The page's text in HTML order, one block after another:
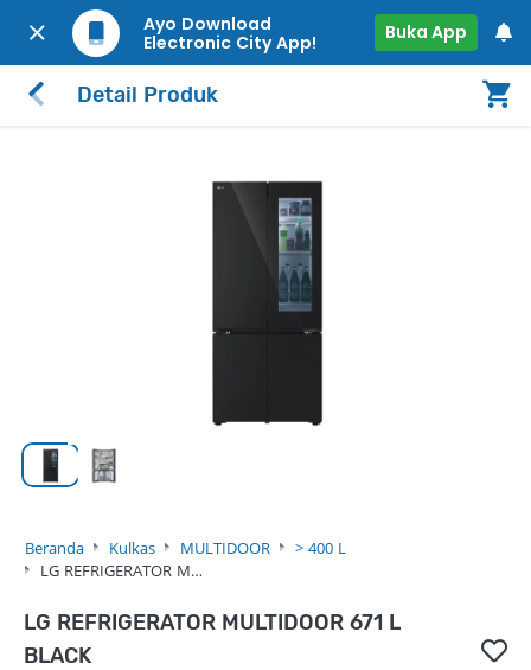
Ayo Download
Electronic City App!
Buka App
Detail Produk
Beranda Kulkas MULTIDOOR
> 400 L
LG REFRIGERATOR M…
LG REFRIGERATOR MULTIDOOR 671 L
BLACK